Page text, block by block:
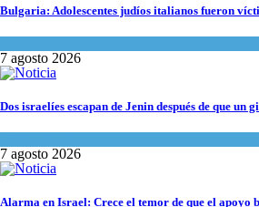
Bulgaria: Adolescentes judíos italianos fueron
7 agosto 2026
Dos israelíes escapan de Jenin después de que
7 agosto 2026
Alarma en Israel: Crece el temor de que el apoyo